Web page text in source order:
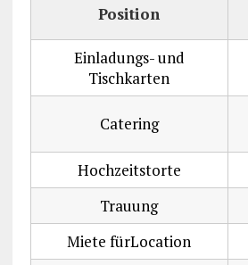
Position
Einladungs- und
Tischkarten
Catering
Hochzeitstorte
Trauung
Miete fürLocation